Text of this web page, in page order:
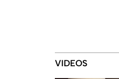
VIDEOS